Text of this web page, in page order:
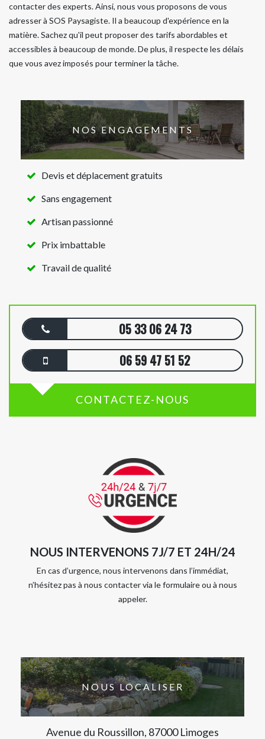
contacter des experts. Ainsi, nous vous proposons de vous
adresser à SOS Paysagiste. Il a beaucoup d'expérience en la
matière. Sachez qu'il peut proposer des tarifs abordables et
accessibles à beaucoup de monde. De plus, il respecte les délais
que vous avez imposés pour terminer la tâche.
NOS ENGAGEMENTS
Devis et déplacement gratuits
Sans engagement
Artisan passionné
Prix imbattable
Travail de qualité
05 33 06 24 73
06 59 47 51 52
CONTACTEZ-NOUS
NOUS INTERVENONS 7J/7 ET 24H/24
En cas d’urgence, nous intervenons dans l’immédiat,
n’hésitez pas à nous contacter via le formulaire ou à nous
appeler.
NOUS LOCALISER
Avenue du Roussillon, 87000 Limoges